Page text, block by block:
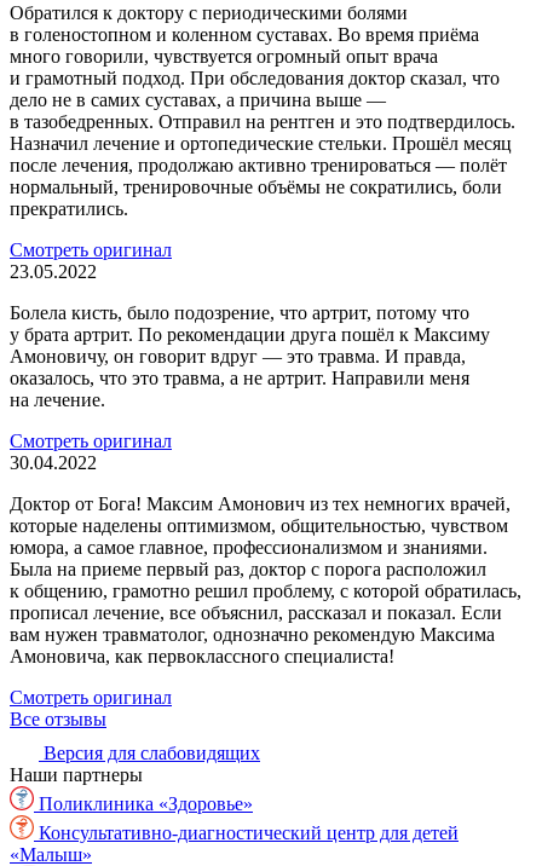
Обратился к доктору с периодическими болями
в голеностопном и коленном суставах. Во время приёма
много говорили, чувствуется огромный опыт врача
и грамотный подход. При обследования доктор сказал, что
дело не в самих суставах, а причина выше —
в тазобедренных. Отправил на рентген и это подтвердилось.
Назначил лечение и ортопедические стельки. Прошёл месяц
после лечения, продолжаю активно тренироваться — полёт
нормальный, тренировочные объёмы не сократились, боли
прекратились.
Смотреть оригинал
23.05.2022
Болела кисть, было подозрение, что артрит, потому что
у брата артрит. По рекомендации друга пошёл к Максиму
Амоновичу, он говорит вдруг — это травма. И правда,
оказалось, что это травма, а не артрит. Направили меня
на лечение.
Смотреть оригинал
30.04.2022
Доктор от Бога! Максим Амонович из тех немногих врачей,
которые наделены оптимизмом, общительностью, чувством
юмора, а самое главное, профессионализмом и знаниями.
Была на приеме первый раз, доктор с порога расположил
к общению, грамотно решил проблему, с которой обратилась,
прописал лечение, все объяснил, рассказал и показал. Если
вам нужен травматолог, однозначно рекомендую Максима
Амоновича, как первоклассного специалиста!
Смотреть оригинал
Все отзывы
Версия для слабовидящих
Наши партнеры
Поликлиника «Здоровье»
Консультативно-диагностический центр для детей
«Малыш»